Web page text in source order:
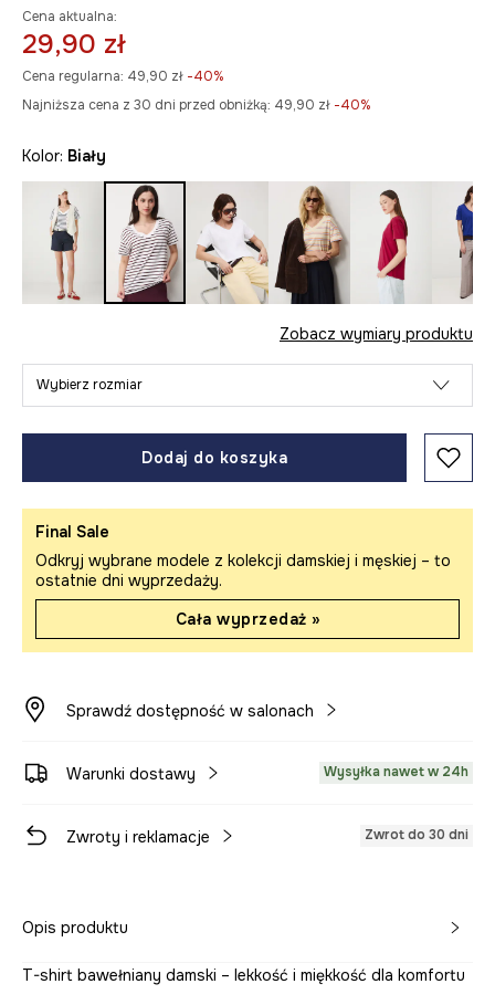
Cena aktualna:
29,90 zł
Cena regularna: 49,90 zł -40%
Najniższa cena z 30 dni przed obniżką: 49,90 zł -40%
Kolor: biały
Zobacz wymiary produktu
Wybierz rozmiar
Dodaj do koszyka
Final Sale
Odkryj wybrane modele z kolekcji damskiej i męskiej – to
ostatnie dni wyprzedaży.
Cała wyprzedaż »
Sprawdź dostępność w salonach
Warunki dostawy Wysyłka nawet w 24h
Zwroty i reklamacje Zwrot do 30 dni
Opis produktu
T-shirt bawełniany damski – lekkość i miękkość dla komfortu